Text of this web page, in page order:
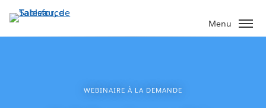
Aller
au
contenu
Menu
WEBINAIRE À LA DEMANDE